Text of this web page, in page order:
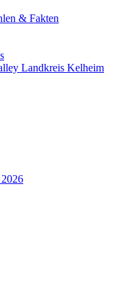
& Fakten
Landkreis Kelheim